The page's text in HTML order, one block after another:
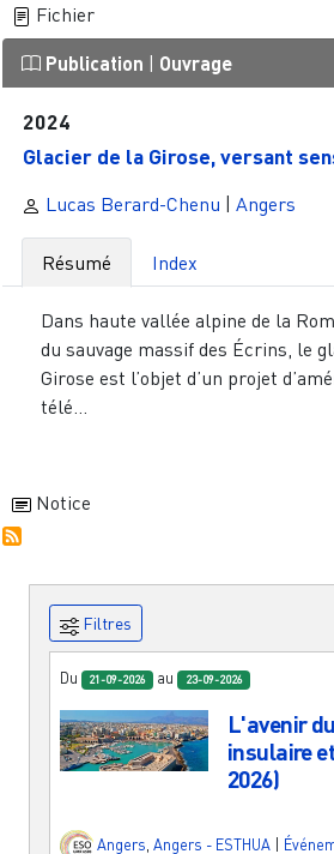
Fichier
Publication | Ouvrage
2024
Glacier de la Girose, versant
Lucas Berard-Chenu Angers
Résumé Index
Dans haute vallée alpine de la
du sauvage massif des Écrins, le
Girose est l’objet d’un projet
télé...
Notice
Filtres
Du 21-09-2026 au 23-09-2026
L'avenir
insulaire
2026)
Angers Angers - ESTHUA